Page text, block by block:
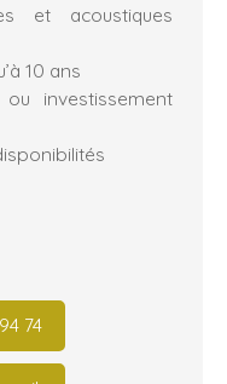
et acoustiques
10 ans
investissement
74